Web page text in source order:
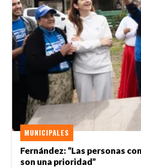
Fernández: “Las personas
son una prioridad”
MUNICIPALES